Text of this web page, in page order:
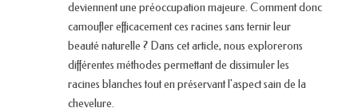
deviennent une préoccupation majeure. Comment donc
camoufler efficacement ces racines sans ternir leur
beauté naturelle ? Dans cet article, nous explorerons
différentes méthodes permettant de dissimuler les
racines blanches tout en préservant l'aspect sain de la
chevelure.